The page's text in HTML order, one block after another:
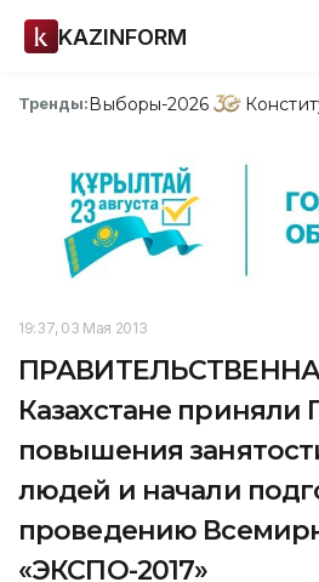
KAZINFORM
Тренды:Выборы-2026
19:37, 03 Мая 2013
Казахстане приняли
повышения
людей и начали
проведению
«ЭКСПО-2017»